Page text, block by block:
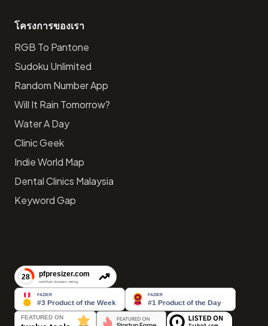
โครงการของเรา
RGB To Pantone
Sudoku Unlimited
Random Number App
Will It Rain Tomorrow?
Water A Day
Clinic Geek
Indie World Map
Dental Clinics Malaysia
Keyword Gap